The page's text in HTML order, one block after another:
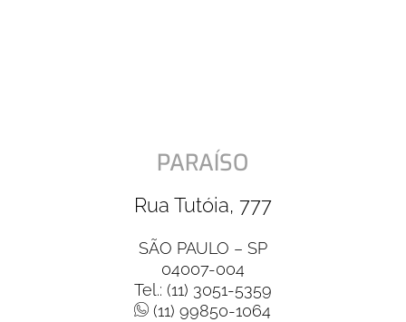
PARAÍSO
Rua Tutóia, 777
SÃO PAULO – SP
04007-004
Tel.: (11) 3051-5359
(11) 99850-1064